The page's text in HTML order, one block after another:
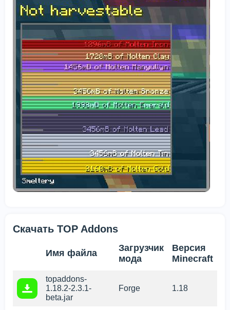
Скачать TOP Addons
Имя файла
Загрузчик
мода
Версия
Minecraft
topaddons-
1.18.2-2.3.1-
beta.jar
Forge 1.18